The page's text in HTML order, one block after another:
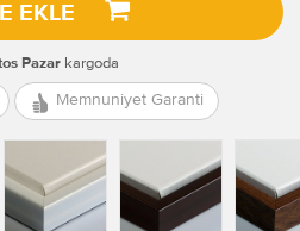
EKLE
Pazar kargoda
Memnuniyet Garanti